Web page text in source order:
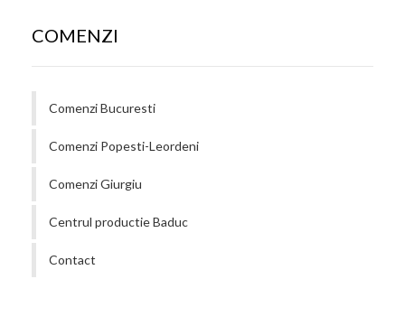
COMENZI
Comenzi Bucuresti
Comenzi Popesti-Leordeni
Comenzi Giurgiu
Centrul productie Baduc
Contact